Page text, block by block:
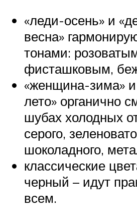
«леди-осень» и
весна»
тонами:
фисташковым,
«женщина-зима»
лето» органично
шубах холодных
серого,
шоколадного,
классические
черный – идут
всем.